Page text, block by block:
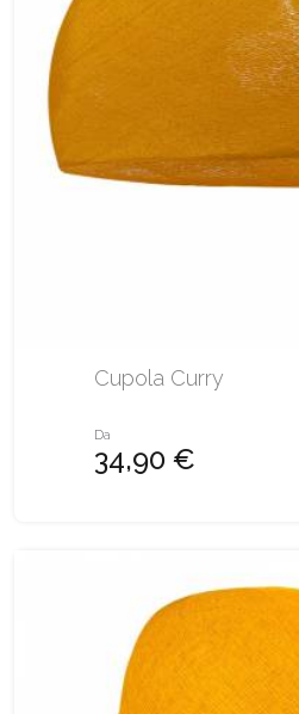
Cupola Curry
Da
34,90 €